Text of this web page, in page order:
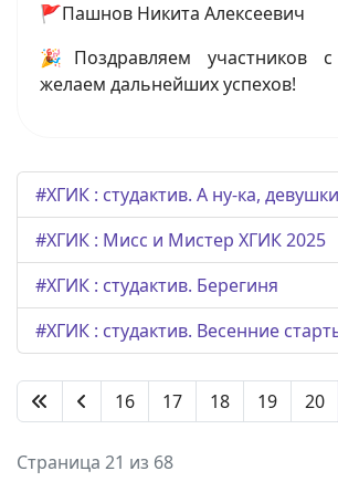
🚩Пашнов Никита Алексеевич
🎉Поздравляем участников
желаем дальнейших успехов!
#ХГИК : студактив. А ну-ка,
#ХГИК : Мисс и Мистер ХГИК 2025
#ХГИК : студактив. Берегиня
#ХГИК : студактив. Весенние
16 17 18 19 20
Страница 21 из 68